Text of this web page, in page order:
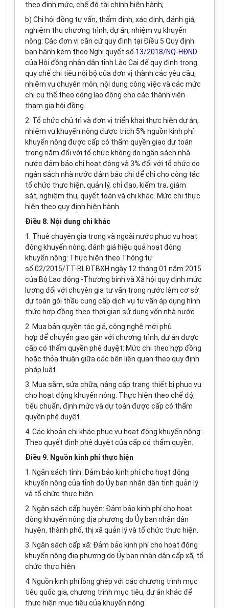
theo định mức, chế độ tài chính hiện hành;
b) Chi hội đồng tư vấn, thẩm định, xác định, đánh giá,
nghiệm thu chương trình, dự án, nhiệm vụ khuyến
nông: Các đơn vị căn cứ quy định tại Điều 5 Quy định
ban hành kèm theo Nghị quyết số 13/2018/NQ-HĐND
của Hội đồng nhân dân tỉnh Lào Cai để quy định trong
quy chế chi tiêu nội bộ của đơn vị thành các yêu cầu,
nhiệm vụ chuyên môn, nội dung công việc và các mức
chi cụ thể theo công lao động cho các thành viên
tham gia hội đồng.
2. Tổ chức chủ trì và đơn vị triển khai thực hiện dự án,
nhiệm vụ khuyến nông được trích 5% nguồn kinh phí
khuyến nông được cấp có thẩm quyền giao dự toán
trong năm đối với tổ chức không do ngân sách nhà
nước đảm bảo chi hoạt động và 3% đối với tổ chức do
ngân sách nhà nước đảm bảo chi để chi cho công tác
tổ chức thực hiện, quản lý, chỉ đạo, kiểm tra, giám
sát, nghiệm thu, quyết toán và chi khác. Mức chi thực
hiện theo quy định hiện hành
Điều 8. Nội dung chi khác
1. Thuê chuyên gia trong và ngoài nước phục vụ hoạt
động khuyến nông, đánh giá hiệu quả hoạt động
khuyến nông: Thực hiện theo Thông tư
số 02/2015/TT-BLĐTBXH ngày 12 tháng 01 năm 2015
của Bộ Lao động -Thương binh và Xã hội quy định mức
lương đối với chuyên gia tư vấn trong nước làm cơ sở
dự toán gói thầu cung cấp dịch vụ tư vấn áp dụng hình
thức hợp đồng theo thời gian sử dụng vốn nhà nước.
2. Mua bản quyền tác giả, công nghệ mới phù
hợp để chuyển giao gắn với chương trình, dự án được
cấp có thẩm quyền phê duyệt: Mức chi theo hợp đồng
hoặc thỏa thuận giữa các bên liên quan theo quy định
pháp luật.
3. Mua sắm, sửa chữa, nâng cấp trang thiết bị phục vụ
cho hoạt động khuyến nông: Thực hiện theo chế độ,
tiêu chuẩn, định mức và dự toán được cấp có thẩm
quyền phê duyệt.
4. Các khoản chi khác phục vụ hoạt động khuyến nông:
Theo quyết định phê duyệt của cấp có thẩm quyền.
Điều 9. Nguồn kinh phí thực hiện
1. Ngân sách tỉnh: Đảm bảo kinh phí cho hoạt động
khuyến nông của tỉnh do Ủy ban nhân dân tỉnh quản lý
và tổ chức thực hiện.
2. Ngân sách cấp huyện: Đảm bảo kinh phí cho hoạt
động khuyến nông địa phương do Ủy ban nhân dân
huyện, thành phố, thị xã quản lý và tổ chức thực hiện.
3. Ngân sách cấp xã: Đảm bảo kinh phí cho hoạt động
khuyến nông địa phương do Ủy ban nhân dân cấp xã, tổ
chức thực hiện.
4. Nguồn kinh phí lồng ghép với các chương trình mục
tiêu quốc gia, chương trình mục tiêu, dự án khác để
thực hiện mục tiêu của khuyến nông.